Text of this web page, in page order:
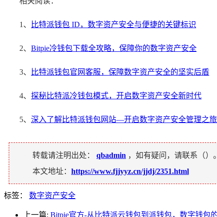
1、 比特派钱包 ID，数字资产安全与便捷的关键标识
2、 Bitpie冷钱包下载全攻略，保障你的数字资产安全
3、 比特派钱包官网客服，保障数字资产安全的坚实后盾
4、 探秘比特派冷钱包模式，开启数字资产安全新时代
5、 深入了解比特派钱包网站—开启数字资产安全管理之旅
转载请注明出处： qbadmin ，如有疑问，请联系（）。
本文地址： https://www.fjjyyz.cn/jjdj/2351.html
标签： 数字资产安全
上一篇: Bitpie官方-从比特派云钱包到派钱包，数字钱包